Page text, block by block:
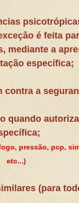
é feita
mediante a
específica;
contra a
quando
pressão, pcp,
etc...)
(para